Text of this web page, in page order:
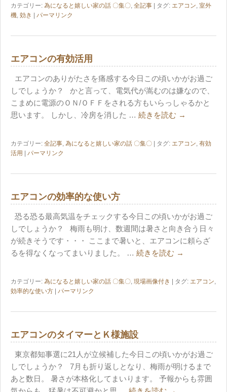
カテゴリー: 為になると嬉しい家の話 〇集〇, 全記事 | タグ: エアコン, 室外
機, 効き パーマリンク
エアコンの有効活用
エアコンのありがたさを痛感する今日この頃いかがお過ご
しでしょうか？ かと言って、電気代が嵩むのは嫌なので、
こまめに電源のＯＮ/ＯＦＦをされる方もいらっしゃるかと
思います。 しかし、冷房を消した … 続きを読む →
カテゴリー: 全記事, 為になると嬉しい家の話 〇集〇 | タグ: エアコン, 有効
活用
パーマリンク
エアコンの効率的な使い方
恐る恐る最高気温をチェックする今日この頃いかがお過ご
しでしょうか？ 梅雨も明け、数週間は暑さと向き合う日々
が続きそうです・・・ ここまで暑いと、エアコンに頼らざ
るを得なくなってまいりました。 … 続きを読む →
カテゴリー: 為になると嬉しい家の話 〇集〇, 現場画像付き | タグ: エアコン,
効率的な使い方
パーマリンク
エアコンのタイマーとＫ様施設
東京都知事選に21人が立候補した今日この頃いかがお過ご
しでしょうか？ 7月も折り返しとなり、梅雨が明けるまで
あと数日。 暑さが本格化してまいります。 予報からも雰囲